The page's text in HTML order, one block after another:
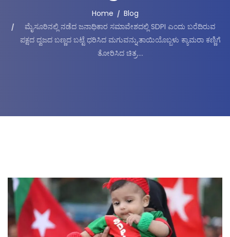
Home
Blog
ಮೈಸೂರಿನಲ್ಲಿ ನಡೆದ ಜನಾಧಿಕಾರ ಸಮಾವೇಶದಲ್ಲಿ SDPI ಎಂದು ಬರೆದಿರುವ
ಪಕ್ಷದ ದ್ವಜದ ಬಣ್ಣದ ಬಟ್ಟೆ ಧರಿಸಿದ ಮಗುವನ್ನು,ತಾಯಿಯೊಬ್ಬಳು ಕ್ಯಾಮರಾ ಕಣ್ಣಿಗೆ
ತೋರಿಸಿದ ಚಿತ್ರ….